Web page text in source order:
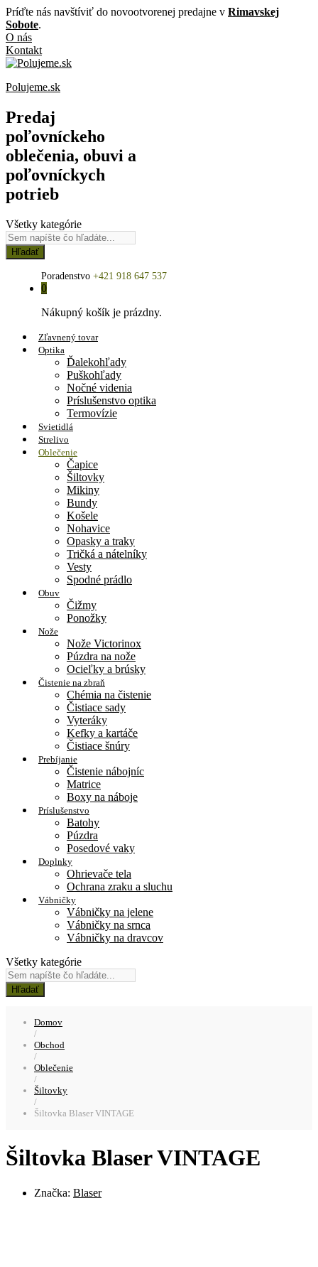
Príďte nás navštíviť do novootvorenej predajne v Rimavskej
Sobote.
O nás
Kontakt
Polujeme.sk
Predaj
poľovníckeho
oblečenia, obuvi a
poľovníckych
potrieb
Všetky kategórie
Hľadať
Poradenstvo +421 918 647 537
0
Nákupný košík je prázdny.
Zľavnený tovar
Optika
Ďalekohľady
Puškohľady
Nočné videnia
Príslušenstvo optika
Termovízie
Svietidlá
Strelivo
Oblečenie
Čapice
Šiltovky
Mikiny
Bundy
Košele
Nohavice
Opasky a traky
Tričká a nátelníky
Vesty
Spodné prádlo
Obuv
Čižmy
Ponožky
Nože
Nože Victorinox
Púzdra na nože
Ocieľky a brúsky
Čistenie na zbraň
Chémia na čistenie
Čistiace sady
Vyteráky
Kefky a kartáče
Čistiace šnúry
Prebíjanie
Čistenie nábojníc
Matrice
Boxy na náboje
Príslušenstvo
Batohy
Púzdra
Posedové vaky
Doplnky
Ohrievače tela
Ochrana zraku a sluchu
Vábničky
Vábničky na jelene
Vábničky na srnca
Vábničky na dravcov
Všetky kategórie
Hľadať
Domov
/
Obchod
/
Oblečenie
/
Šiltovky
/
Šiltovka Blaser VINTAGE
Šiltovka Blaser VINTAGE
Značka: Blaser